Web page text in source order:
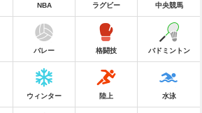
NBA ラグビー 中央競馬
バレー 格闘技 バドミントン
ウィンター 陸上 水泳